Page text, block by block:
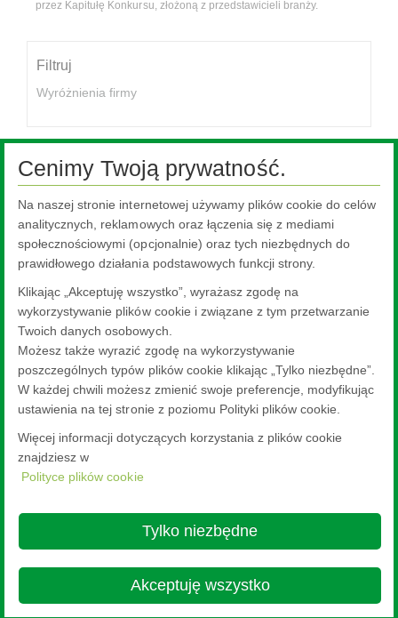
przez Kapitułę Konkursu, złożoną z przedstawicieli branży.
Filtruj
Wyróżnienia firmy
Ta treść jest niedostępna, ponieważ wymaga włączenia plików
cookie, które są obecnie zablokowane. Aby zmienić swoje
ustawienia, kliknij tutaj.
Head Office - 3-5-27 Mita Minato-ku Tokyo
Polityka prywatności About this site
Cenimy Twoją prywatność.
Na naszej stronie internetowej używamy plików cookie do celów
analitycznych, reklamowych oraz łączenia się z mediami
społecznościowymi (opcjonalnie) oraz tych niezbędnych do
prawidłowego działania podstawowych funkcji strony.
Klikając „Akceptuję wszystko”, wyrażasz zgodę na
wykorzystywanie plików cookie i związane z tym przetwarzanie
Twoich danych osobowych.
Możesz także wyrazić zgodę na wykorzystywanie
poszczególnych typów plików cookie klikając „Tylko niezbędne”.
W każdej chwili możesz zmienić swoje preferencje, modyfikując
ustawienia na tej stronie z poziomu Polityki plików cookie.
Więcej informacji dotyczących korzystania z plików cookie
znajdziesz w
Polityce plików cookie
Tylko niezbędne
Akceptuję wszystko